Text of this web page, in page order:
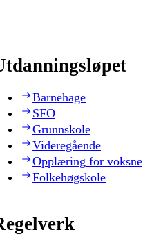
Barnehage
SFO
Grunnskole
Videregående
Opplæring for voksne
Folkehøgskole